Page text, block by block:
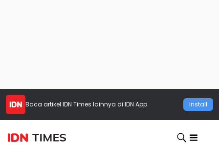
Baca artikel IDN Times lainnya di IDN App Install